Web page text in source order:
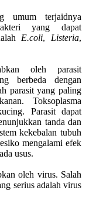
umum terjaidnya
yang dapat
E.coli, Listeria,
oleh parasit
berbeda dengan
parasit yang paling
Toksoplasma
Parasit dapat
tanda dan
kekebalan tubuh
mengalami efek
usus.
oleh virus. Salah
serius adalah virus